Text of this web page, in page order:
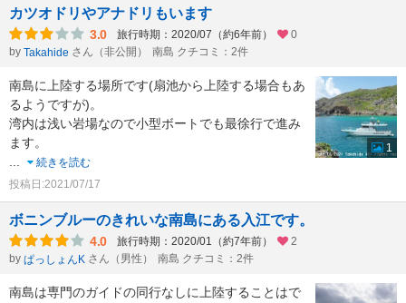
カツオドリやアナドリもいます
3.0 旅行時期：2020/07（約6年前）
0
by Takahide さん（非公開） 南島 クチコミ：2件
南島に上陸する場所です(扇池から上陸する場合もあ
るようですが)。
湾内は浅い岩場なので小型ボートでも最徐行で進み
ます。
...
続きを読む
投稿日:2021/07/17
1
ボニンブルーのきれいな南島にある入江です。
4.0 旅行時期：2020/01（約7年前）
2
by ぱっしょんK さん（男性） 南島 クチコミ：2件
南島は専門のガイドの同行なしに上陸することはで